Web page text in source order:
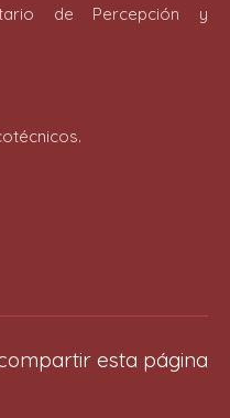
de Percepción y
esta página